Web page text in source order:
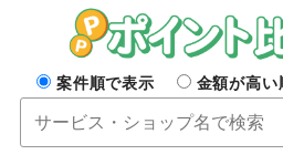
案件順で表示 金額が高い